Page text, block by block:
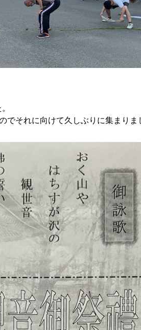
でそれに向けて久しぶりに集まりま